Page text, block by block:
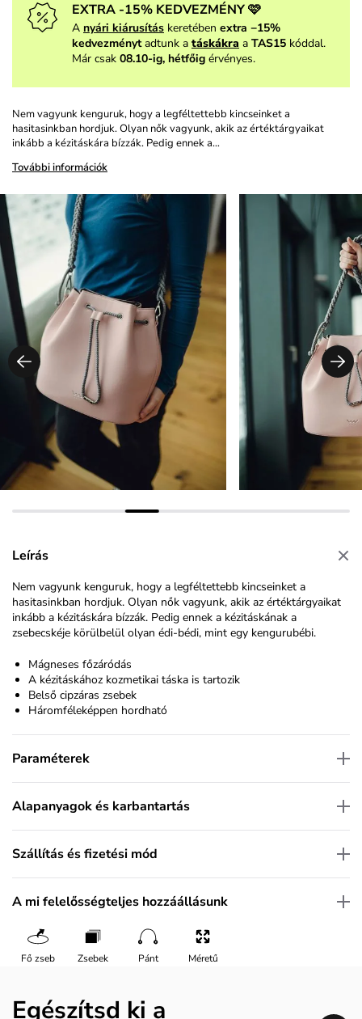
EXTRA -15% KEDVEZMÉNY 🩷
A nyári kiárusítás keretében extra −15%
kedvezménytadtunk a táskákra a TAS15 kóddal.
Már csak 08.10-ig, hétfőig érvényes.
Nem vagyunk kenguruk, hogy a legféltettebb kincseinket a
hasitasinkban hordjuk. Olyan nők vagyunk, akik az értéktárgyaikat
inkább a kézitáskára bízzák. Pedig ennek a…
További információk
Leírás
Nem vagyunk kenguruk, hogy a legféltettebb kincseinket a
hasitasinkban hordjuk. Olyan nők vagyunk, akik az értéktárgyaikat
inkább a kézitáskára bízzák. Pedig ennek a kézitáskának a
zsebecskéje körülbelül olyan édi-bédi, mint egy kengurubébi.
Mágneses főzáródás
A kézitáskához kozmetikai táska is tartozik
Belső cipzáras zsebek
Háromféleképpen hordható
Paraméterek
Alapanyagok és karbantartás
Szállítás és fizetési mód
A mi felelősségteljes hozzáállásunk
Fő zseb Zsebek Pánt Méretű
Egészítsd ki a